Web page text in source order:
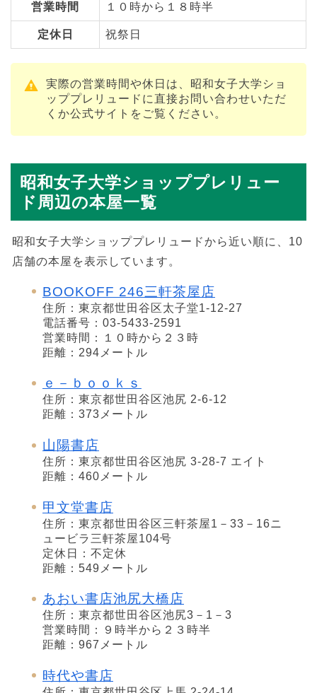
営業時間 １０時から１８時半
定休日 祝祭日
実際の営業時間や休日は、昭和女子大学ショ
ッププレリュードに直接お問い合わせいただ
くか公式サイトをご覧ください。
昭和女子大学ショッププレリュー
ド周辺の本屋一覧
昭和女子大学ショッププレリュードから近い順に、10
店舗の本屋を表示しています。
BOOKOFF 246三軒茶屋店
住所：東京都世田谷区太子堂1-12-27
電話番号：03-5433-2591
営業時間：１０時から２３時
距離：294メートル
ｅ－ｂｏｏｋｓ
住所：東京都世田谷区池尻 2-6-12
距離：373メートル
山陽書店
住所：東京都世田谷区池尻 3-28-7 エイト
距離：460メートル
甲文堂書店
住所：東京都世田谷区三軒茶屋1－33－16ニ
ュービラ三軒茶屋104号
定休日：不定休
距離：549メートル
あおい書店池尻大橋店
住所：東京都世田谷区池尻3－1－3
営業時間：９時半から２３時半
距離：967メートル
時代や書店